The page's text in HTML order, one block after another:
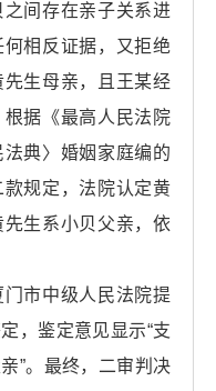
间存在亲子关系进
相反证据，又拒绝
生母亲，且王某经
据《最高人民法院
典〉婚姻家庭编的
规定，法院认定黄
生系小贝父亲，依
市中级人民法院提
，鉴定意见显示“支
”。最终，二审判决